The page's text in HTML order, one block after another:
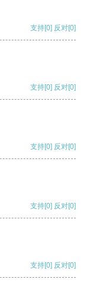
支持[0] 反对[0]
支持[0] 反对[0]
支持[0] 反对[0]
支持[0] 反对[0]
支持[0] 反对[0]